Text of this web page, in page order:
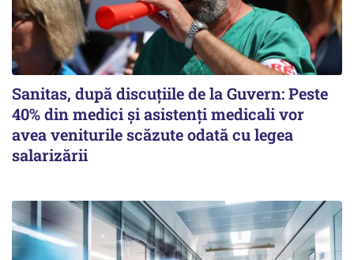
Sanitas, după discuțiile de la Guvern: Peste
40% din medici și asistenți medicali vor
avea veniturile scăzute odată cu legea
salarizării